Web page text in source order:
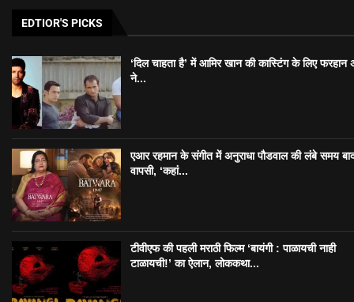
EDTIOR'S PICKS
‘दिल चाहता है’ में आमिर खान की कास्टिंग के लिए फरहान
ने...
एआर रहमान के संगीत में अनुराधा पौडवाल की लंबे समय
वापसी, ‘कहां...
टीवीएफ की पहली मराठी फिल्म ‘बायंगी : पाळायची नाही
टाळायची!’ का ऐलान, लोककथा...